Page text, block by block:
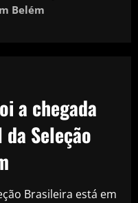
Belém
a chegada
Seleção
Brasileira está em